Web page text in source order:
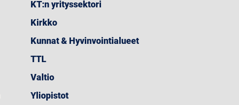
KT:n yrityssektori
Kirkko
Kunnat & Hyvinvointialueet
TTL
Valtio
Yliopistot